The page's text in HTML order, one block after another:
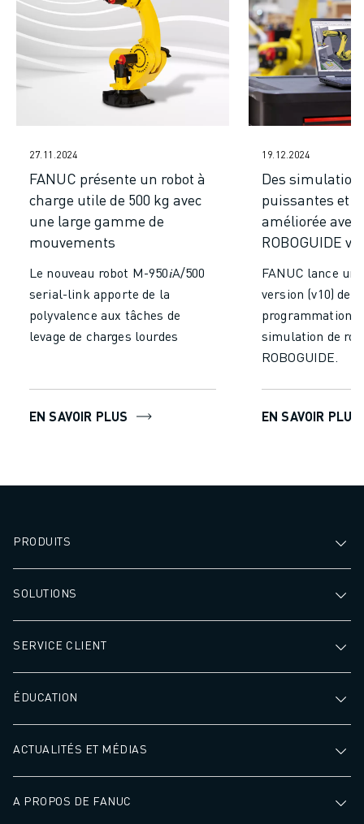
27.11.2024
FANUC présente un robot à
charge utile de 500 kg avec
une large gamme de
mouvements
Le nouveau robot M-950𝑖A/500
serial-link apporte de la
polyvalence aux tâches de
levage de charges lourdes
EN SAVOIR PLUS
19.12.2024
Des
puissantes et
améliorée avec
ROBOGUIDE
FANUC lance
version (v10) de
programmation
simulation de
ROBOGUIDE.
EN SAVOIR PLUS
PRODUITS
SOLUTIONS
SERVICE CLIENT
ÉDUCATION
ACTUALITÉS ET MÉDIAS
A PROPOS DE FANUC